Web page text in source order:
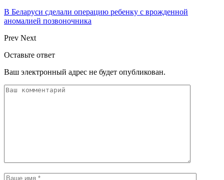
В Беларуси сделали операцию ребенку с врожденной
аномалией позвоночника
Prev Next
Оставьте ответ
Ваш электронный адрес не будет опубликован.